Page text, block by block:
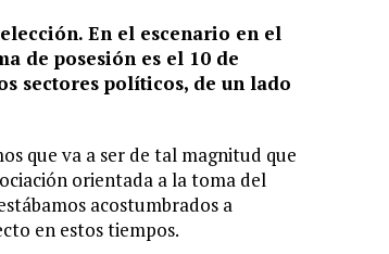
En el escenario en el
de posesión es el 10 de
sectores políticos, de un lado
que va a ser de tal magnitud que
orientada a la toma del
acostumbrados a
en estos tiempos.